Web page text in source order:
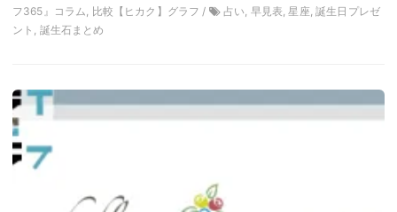
フ365』コラム, 比較【ヒカク】グラフ /
占い, 早見表, 星座, 誕生日プレゼ
ント, 誕生石まとめ